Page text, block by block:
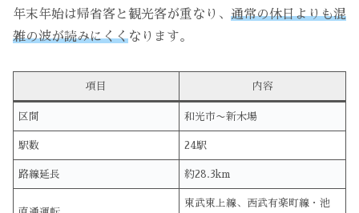
年末年始は帰省客と観光客が重なり、 通常の休日よりも混
雑の波が読みにくくなります。
項目 内容
区間 和光市〜新木場
駅数 24駅
路線延長 約28.3km
東武東上線、西武有楽町線・池